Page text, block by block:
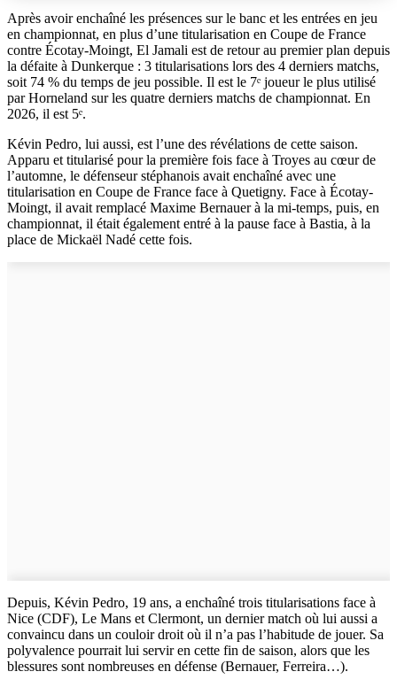
Après avoir enchaîné les présences sur le banc et les entrées en jeu
en championnat, en plus d’une titularisation en Coupe de France
contre Écotay-Moingt, El Jamali est de retour au premier plan depuis
la défaite à Dunkerque : 3 titularisations lors des 4 derniers matchs,
soit 74 % du temps de jeu possible. Il est le 7ᵉ joueur le plus utilisé
par Horneland sur les quatre derniers matchs de championnat. En
2026, il est 5ᵉ.
Kévin Pedro, lui aussi, est l’une des révélations de cette saison.
Apparu et titularisé pour la première fois face à Troyes au cœur de
l’automne, le défenseur stéphanois avait enchaîné avec une
titularisation en Coupe de France face à Quetigny. Face à Écotay-
Moingt, il avait remplacé Maxime Bernauer à la mi-temps, puis, en
championnat, il était également entré à la pause face à Bastia, à la
place de Mickaël Nadé cette fois.
Depuis, Kévin Pedro, 19 ans, a enchaîné trois titularisations face à
Nice (CDF), Le Mans et Clermont, un dernier match où lui aussi a
convaincu dans un couloir droit où il n’a pas l’habitude de jouer. Sa
polyvalence pourrait lui servir en cette fin de saison, alors que les
blessures sont nombreuses en défense (Bernauer, Ferreira…).